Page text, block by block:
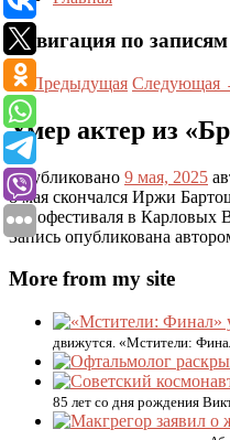
Навигация по записям
←Предыдущая Следующая
Умер актер из
Опубликовано 9 мая, 2025
8 мая скончался Иржи
кинофестиваля в Карловых
Запись опубликована
More from my site
движутся. «Мстители:
85 лет со дня рождения